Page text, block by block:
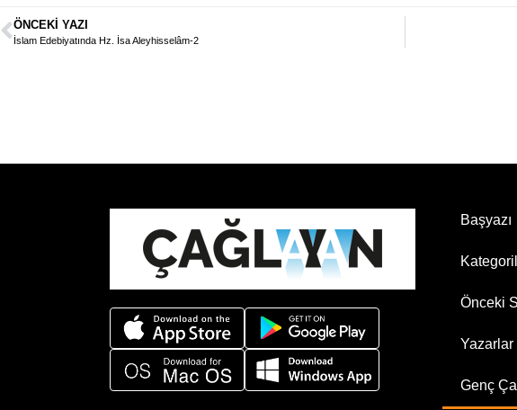
ÖNCEKI YAZI
İslam Edebiyatında Hz. İsa Aleyhisselâm-2
Başyazı
Önceki
Yazarlar
Genç